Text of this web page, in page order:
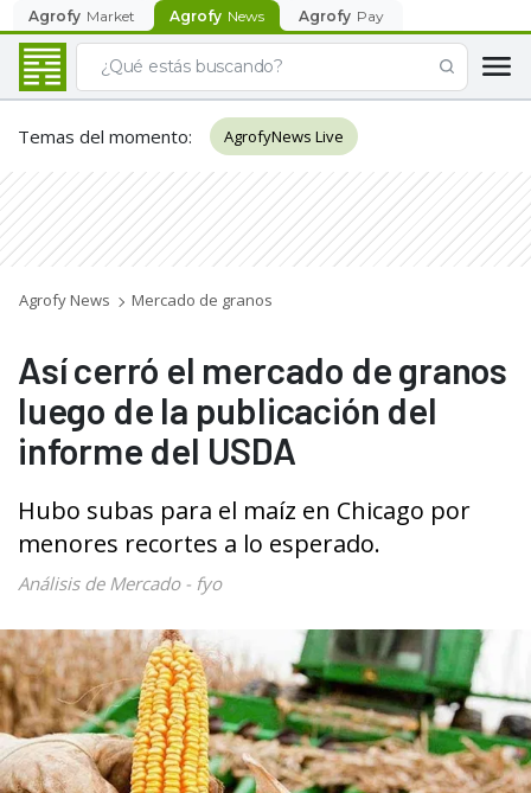
Agrofy Market Agrofy News Agrofy Pay
Temas del momento: AgrofyNews Live
Agrofy News Mercado de granos
Así cerró el mercado de granos
luego de la publicación del
informe del USDA
Hubo subas para el maíz en Chicago por
menores recortes a lo esperado.
Análisis de Mercado - fyo